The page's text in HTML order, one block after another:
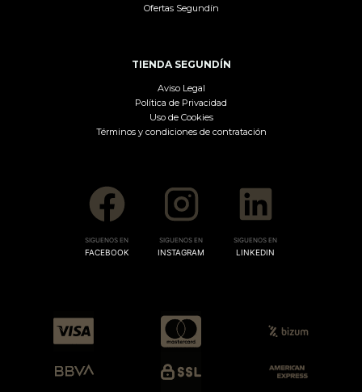
Ofertas Segundín
TIENDA SEGUNDÍN
Aviso Legal
Política de Privacidad
Uso de Cookies
Términos y condiciones de contratación
SIGUENOS EN
FACEBOOK
SIGUENOS EN
INSTAGRAM
SIGUENOS EN
LINKEDIN